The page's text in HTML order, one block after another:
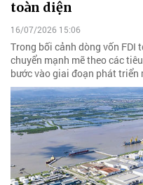
toàn diện
16/07/2026 15:06
Trong bối cảnh dòng vốn FDI
chuyển mạnh mẽ theo các
bước vào giai đoạn phát